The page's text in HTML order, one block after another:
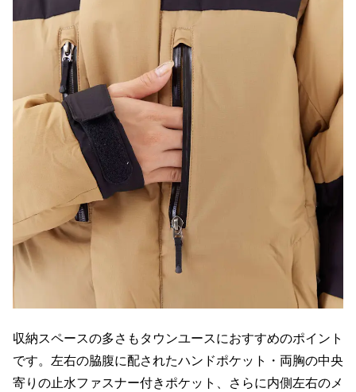
収納スペースの多さもタウンユースにおすすめのポイント
です。左右の脇腹に配されたハンドポケット・両胸の中央
寄りの止水ファスナー付きポケット、さらに内側左右のメ